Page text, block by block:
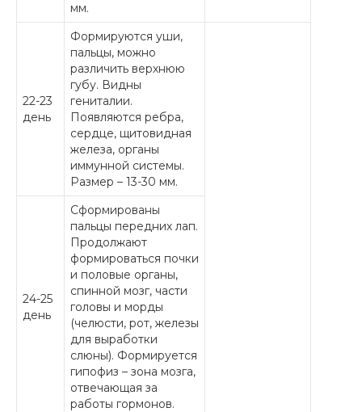
мм.
22-23
день
Формируются уши,
пальцы, можно
различить верхнюю
губу. Видны
гениталии.
Появляются ребра,
сердце, щитовидная
железа, органы
иммунной системы.
Размер – 13-30 мм.
24-25
день
Сформированы
пальцы передних лап.
Продолжают
формироваться почки
и половые органы,
спинной мозг, части
головы и морды
(челюсти, рот, железы
для выработки
слюны). Формируется
гипофиз – зона мозга,
отвечающая за
работы гормонов.